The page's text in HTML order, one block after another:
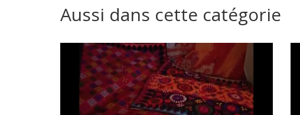
Aussi dans cette catégorie